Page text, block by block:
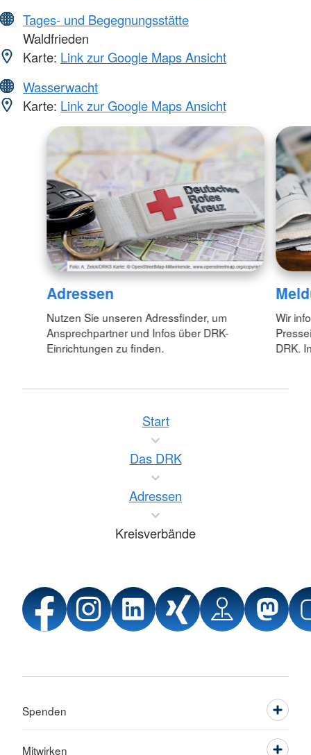
Tages- und Begegnungsstätte
Waldfrieden
Karte: Link zur Google Maps Ansicht
Wasserwacht
Karte: Link zur Google Maps Ansicht
Adressen
Nutzen Sie unseren Adressfinder, um
Ansprechpartner und Infos über DRK-
Einrichtungen zu finden.
Wir
DRK.
Start
Das DRK
Adressen
Kreisverbände
Spenden
Mitwirken